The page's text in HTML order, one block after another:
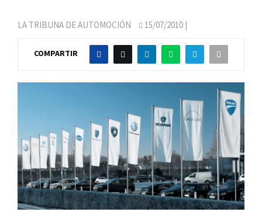
LA TRIBUNA DE AUTOMOCIÓN 15/07/2010 |
COMPARTIR